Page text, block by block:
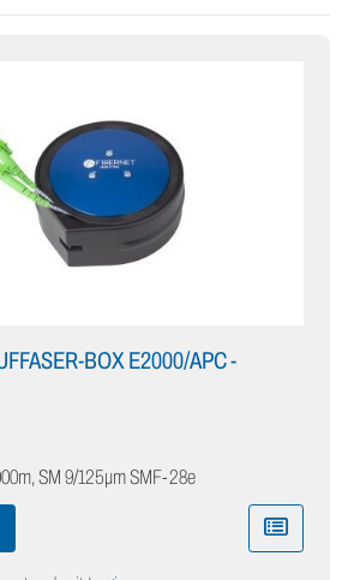
BOX E2000/APC -
SM 9/125µm SMF-28e